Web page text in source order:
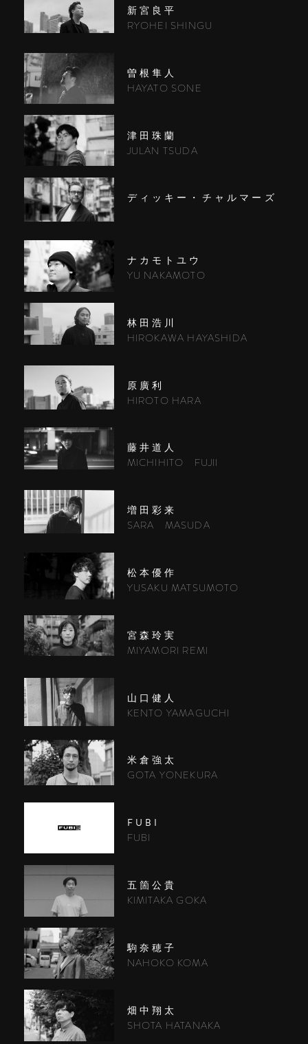
新宮良平
RYOHEI SHINGU
曽根隼人
HAYATO SONE
津田珠蘭
JULAN TSUDA
ディッキー・チャルマーズ
ナカモトユウ
YU NAKAMOTO
林田浩川
HIROKAWA HAYASHIDA
原廣利
HIROTO HARA
藤井道人
MICHIHITO FUJII
増田彩来
SARA MASUDA
松本優作
YUSAKU MATSUMOTO
宮森玲実
MIYAMORI REMI
山口健人
KENTO YAMAGUCHI
米倉強太
GOTA YONEKURA
FUBI
FUBI
五箇公貴
KIMITAKA GOKA
駒奈穂子
NAHOKO KOMA
畑中翔太
SHOTA HATANAKA